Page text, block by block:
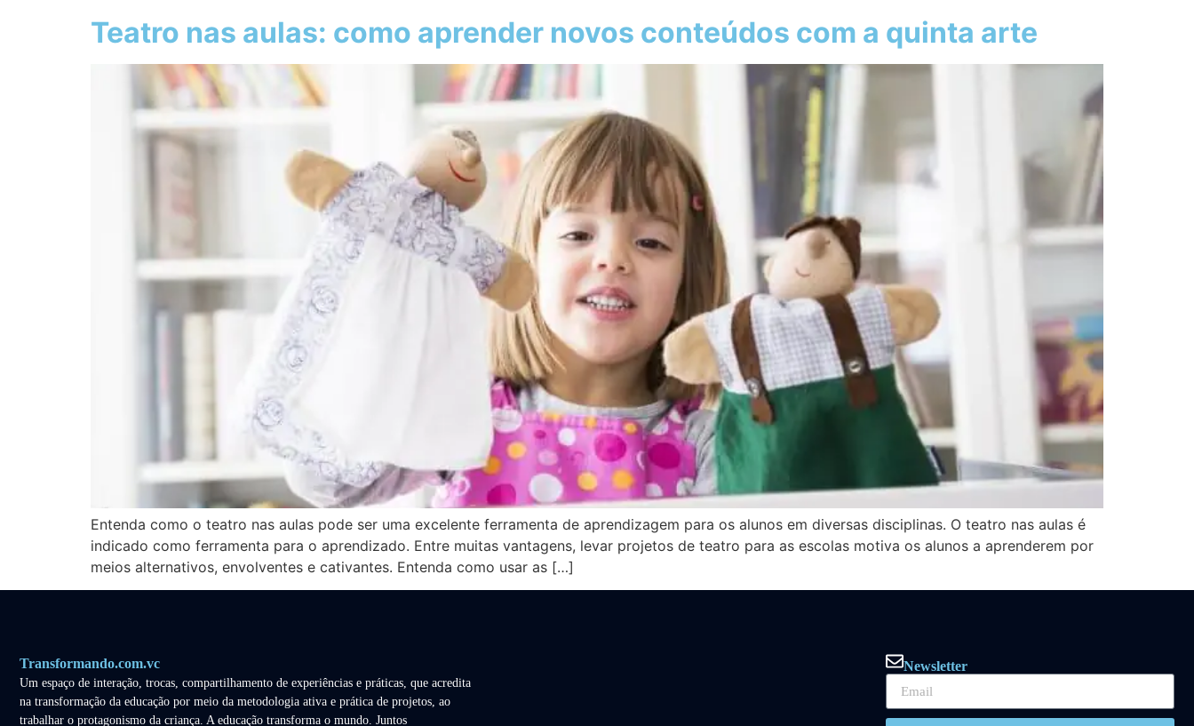
Teatro nas aulas: como aprender novos conteúdos com a quinta arte
Entenda como o teatro nas aulas pode ser uma excelente ferramenta de aprendizagem para os alunos em diversas disciplinas. O teatro nas aulas é
indicado como ferramenta para o aprendizado. Entre muitas vantagens, levar projetos de teatro para as escolas motiva os alunos a aprenderem por
meios alternativos, envolventes e cativantes. Entenda como usar as […]
Transformando.com.vc
Um espaço de interação, trocas, compartilhamento de experiências e práticas, que acredita
na transformação da educação por meio da metodologia ativa e prática de projetos, ao
trabalhar o protagonismo da criança. A educação transforma o mundo. Juntos
Newsletter